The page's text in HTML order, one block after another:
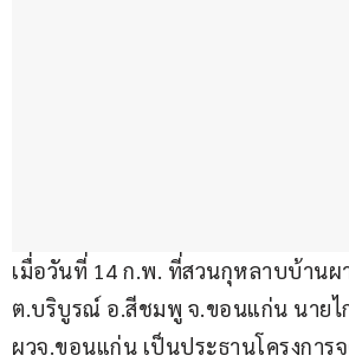
เมื่อวันที่ 14 ก.พ. ที่สวนกุหลาบบ้านผ
ต.บริบูรณ์ อ.สีชมพู จ.ขอนแก่น นายไ
ผวจ.ขอนแก่น เป็นประธานโครงการ